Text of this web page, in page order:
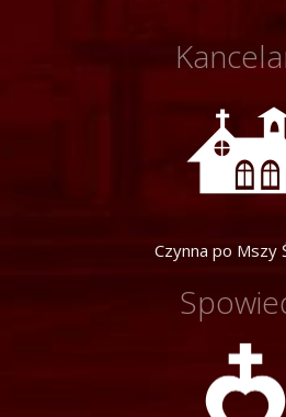
Czynna po Mszy